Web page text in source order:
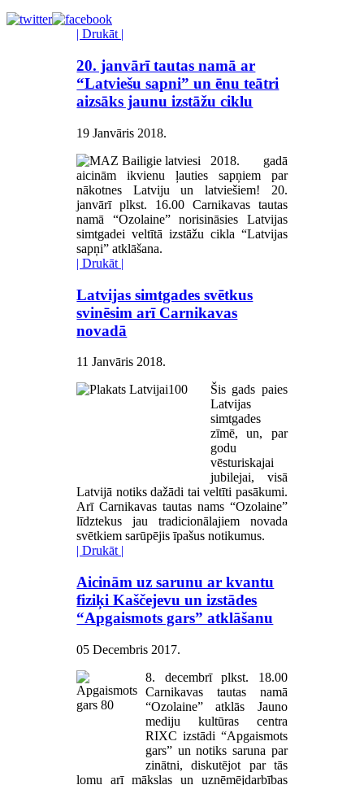
| Drukāt |
20. janvārī tautas namā ar
“Latviešu sapni” un ēnu teātri
aizsāks jaunu izstāžu ciklu
19 Janvāris 2018.
2018. gadā
aicinām ikvienu ļauties sapņiem par
nākotnes Latviju un latviešiem! 20.
janvārī plkst. 16.00 Carnikavas tautas
namā “Ozolaine” norisināsies Latvijas
simtgadei veltītā izstāžu cikla “Latvijas
sapņi” atklāšana.
| Drukāt |
Latvijas simtgades svētkus
svinēsim arī Carnikavas
novadā
11 Janvāris 2018.
Šis gads paies
Latvijas
simtgades
zīmē, un, par
godu
vēsturiskajai
jubilejai, visā
Latvijā notiks dažādi tai veltīti pasākumi.
Arī Carnikavas tautas nams “Ozolaine”
līdztekus jau tradicionālajiem novada
svētkiem sarūpējis īpašus notikumus.
| Drukāt |
Aicinām uz sarunu ar kvantu
fiziķi Kaščejevu un izstādes
“Apgaismots gars” atklāšanu
05 Decembris 2017.
8. decembrī plkst. 18.00
Carnikavas tautas namā
“Ozolaine” atklās Jauno
mediju kultūras centra
RIXC izstādi “Apgaismots
gars” un notiks saruna par
zinātni, diskutējot par tās
lomu arī mākslas un uzņēmējdarbības